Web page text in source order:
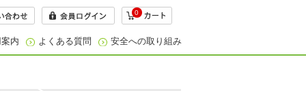
0
内 よくある質問 安全への取り組み